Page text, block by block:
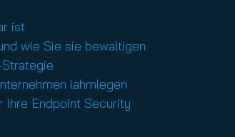
ist
wie Sie sie bewältigen
lahmlegen
Ihre Endpoint Security